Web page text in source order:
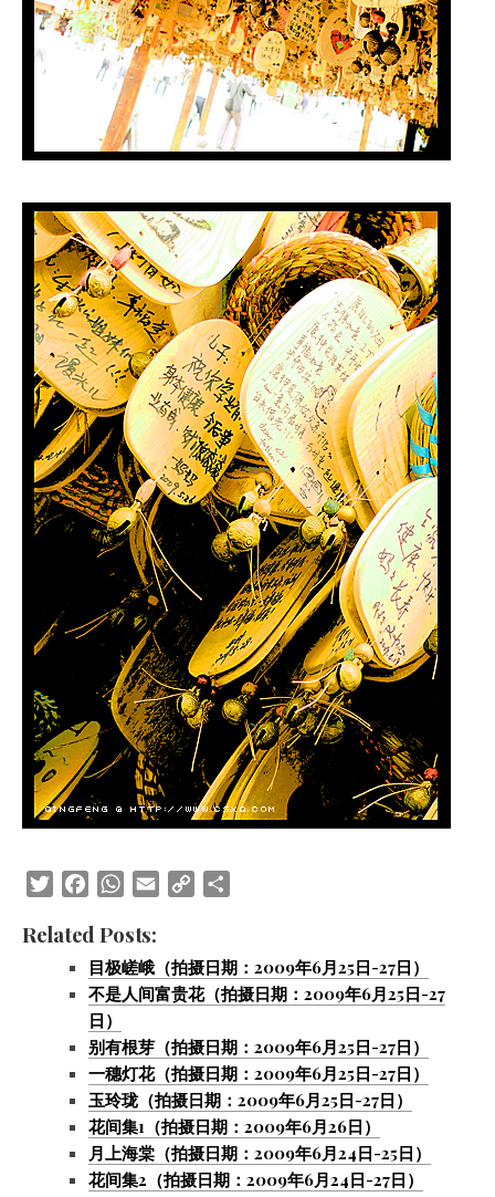
TwitterFacebookWhatsApp
Email Copy
Related Posts:
目极嵯峨（拍摄日期：2009年6月25日-27日）
不是人间富贵花（拍摄日期：2009年6月25日-27
日）
别有根芽（拍摄日期：2009年6月25日-27日）
一穗灯花（拍摄日期：2009年6月25日-27日）
玉玲珑（拍摄日期：2009年6月25日-27日）
花间集1（拍摄日期：2009年6月26日）
月上海棠（拍摄日期：2009年6月24日-25日）
花间集2（拍摄日期：2009年6月24日-27日）